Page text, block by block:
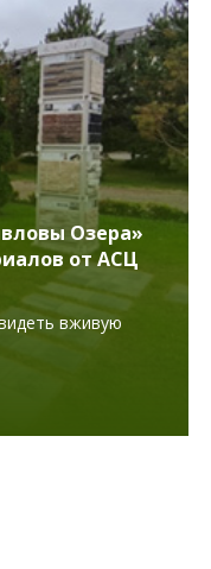
Озера»
от АСЦ
вживую